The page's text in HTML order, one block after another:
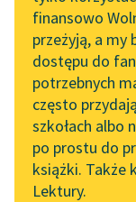
Zapraszamy na
online z
literatury
Spotkanie z
Tunkiel w Oslo
102. lata temu
Joseph Conrad
finansowo
przeżyją, a my
dostępu do
potrzebnych
często
szkołach albo
po prostu do
książki. Także
Lektury.